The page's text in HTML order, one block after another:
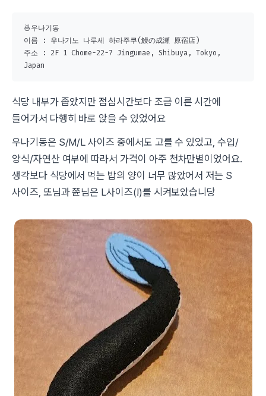
🍜우나기동
이름 : 우나기노 나루세 하라주쿠(鰻の成瀬 原宿店)
주소 : 2F 1 Chome-22-7 Jingumae, Shibuya, Tokyo,
Japan
식당 내부가 좁았지만 점심시간보다 조금 이른 시간에
들어가서 다행히 바로 앉을 수 있었어요
우나기동은 S/M/L 사이즈 중에서도 고를 수 있었고, 수입/
양식/자연산 여부에 따라서 가격이 아주 천차만별이었어요.
생각보다 식당에서 먹는 밥의 양이 너무 많았어서 저는 S
사이즈, 또님과 쮼님은 L사이즈(!)를 시켜보았습니당